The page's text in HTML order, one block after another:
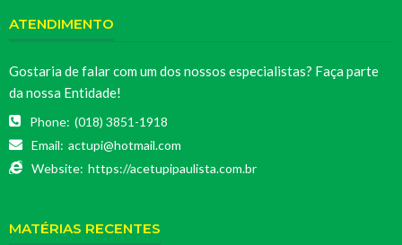
ATENDIMENTO
Gostaria de falar com um dos nossos especialistas? Faça parte
da nossa Entidade!
Phone: (018) 3851-1918
Email: actupi@hotmail.com
Website: https://acetupipaulista.com.br
MATÉRIAS RECENTES